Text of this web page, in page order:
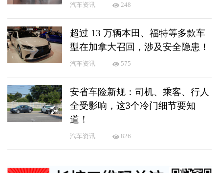
汽车资讯 248
超过 13 万辆本田、福特等多款车
型在加拿大召回，涉及安全隐患！
汽车资讯 575
安省车险新规：司机、乘客、行人
全受影响，这3个冷门细节要知
道！
汽车资讯 826